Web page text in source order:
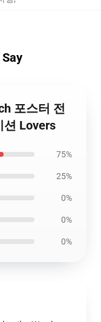
포스터 전
션 Lovers
75%
25%
0%
0%
0%